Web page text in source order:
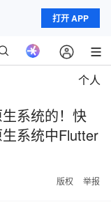
打开 APP
个人
系统的！快
系统中Flutter
版权 举报